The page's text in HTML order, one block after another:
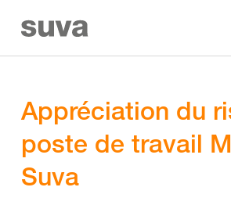
Appréciation du
poste de travail
Suva